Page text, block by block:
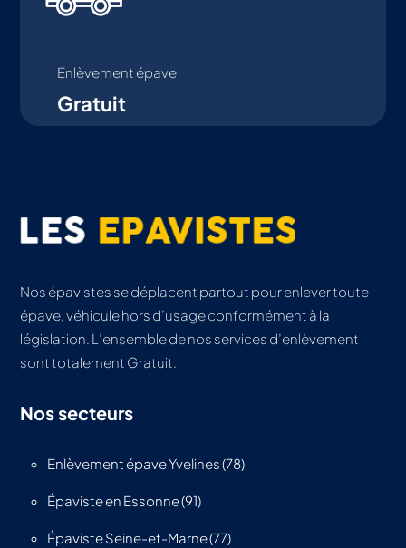
Enlèvement épave
Gratuit
Nos épavistes se déplacent partout pour enlever toute
épave, véhicule hors d’usage conformément à la
législation. L’ensemble de nos services d’enlèvement
sont totalement Gratuit.
Nos secteurs
Enlèvement épave Yvelines (78)
Épaviste en Essonne (91)
Épaviste Seine-et-Marne (77)